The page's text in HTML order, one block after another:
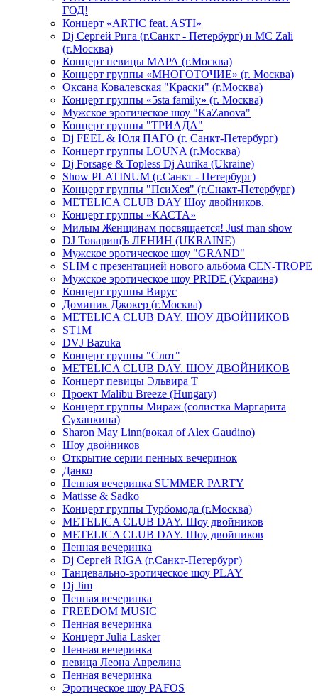
ГОД!
Концерт «ARTIC feat. ASTI»
Dj Сергей Рига (г.Санкт - Петербург) и MC Zali
(г.Москва)
Концерт певицы МАРА (г.Москва)
Концерт группы «МНОГОТОЧИЕ» (г. Москва)
Оксана Ковалевская "Краски" (г.Москва)
Концерт группы «5sta family» (г. Москва)
Мужское эротическое шоу "KaZanova"
Концерт группы "ТРИАДА"
Dj FEEL & Юля ПАГО (г. Санкт-Петербург)
Концерт группы LOUNA (г.Москва)
Dj Forsage & Topless Dj Aurika (Ukraine)
Show PLATINUM (г.Санкт - Петербург)
Концерт группы "ПсиХея" (г.Снакт-Петербург)
METELICA CLUB DAY Шоу двойников.
Концерт группы «КАСТА»
Милым Женщинам посвящается! Just man show
DJ ТоварищЪ ЛЕНИН (UKRAINE)
Мужское эротическое шоу "GRAND"
SLIM с презентацией нового альбома CEN-TROPE
Мужское эротическое шоу PRIDE (Украина)
Концерт группы Вирус
Доминик Джокер (г.Москва)
METELICA CLUB DAY. ШОУ ДВОЙНИКОВ
ST1M
DVJ Bazuka
Концерт группы "Слот"
METELICA CLUB DAY. ШОУ ДВОЙНИКОВ
Концерт певицы Эльвира Т
Проект Malibu Breeze (Hungary)
Концерт группы Мираж (солистка Маргарита
Суханкина)
Sharon May Linn(вокал of Alex Gaudino)
Шоу двойников
Открытие серии пенных вечеринок
Данко
Пенная вечеринка SUMMER PARTY
Matisse & Sadko
Концерт группы Турбомода (г.Москва)
METELICA CLUB DAY. Шоу двойников
METELICA CLUB DAY. Шоу двойников
Пенная вечеринка
Dj Сергей RIGA (г.Санкт-Петербург)
Танцевально-эротическое шоу PLAY
Dj Jim
Пенная вечеринка
FREEDOM MUSIC
Пенная вечеринка
Концерт Julia Lasker
Пенная вечеринка
певица Леона Аврелина
Пенная вечеринка
Эротическое шоу PAFOS